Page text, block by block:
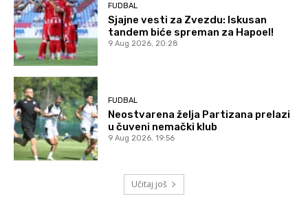
FUDBAL
Sjajne vesti za Zvezdu: Iskusan
tandem biće spreman za Hapoel!
9 Aug 2026. 20:28
FUDBAL
Neostvarena želja Partizana prelazi
u čuveni nemački klub
9 Aug 2026. 19:56
Učitaj još